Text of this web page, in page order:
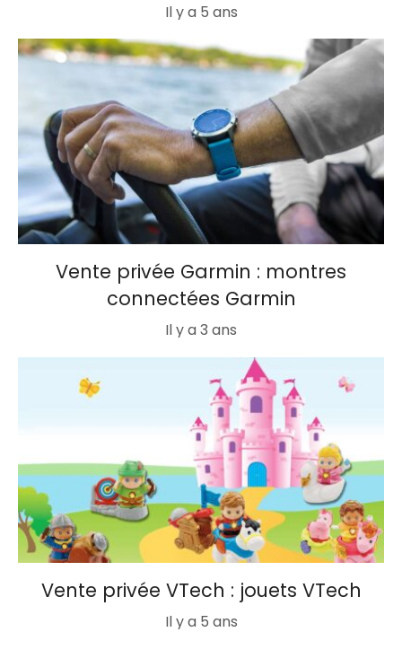
Il y a 5 ans
Vente privée Garmin : montres
connectées Garmin
Il y a 3 ans
Vente privée VTech : jouets VTech
Il y a 5 ans